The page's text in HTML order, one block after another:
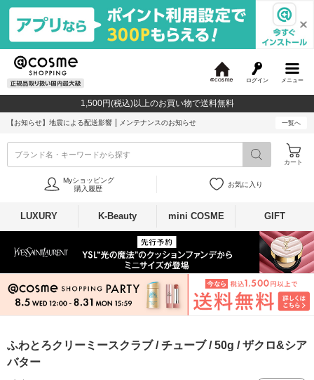
メニュー
ログイン
c
o
1,500円(税込)以上のお買い物で送料無料
【お知らせ】 地震による配送影響 メンテナンスのお知らせ 一覧へ
ブランド名・キーワードから探す
カート
Myショッピング
購入履歴
お気に入り
LUXURY K-Beauty mini COSME GIFT
ふわとろクリーミースクラブ / チューブ / 50g / ザクロ&シア
バター